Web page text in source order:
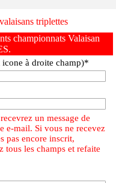
triplettes
championnats Valaisan
à droite champ)*
un message de
e-mail. Si vous ne recevez
pas encore inscrit,
tous les champs et refaite